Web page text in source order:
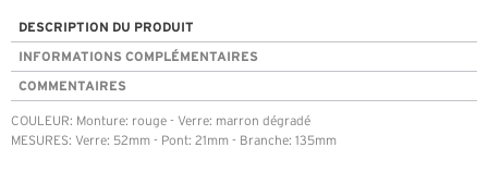
DESCRIPTION DU PRODUIT
INFORMATIONS COMPLÉMENTAIRES
COMMENTAIRES
COULEUR: Monture: rouge - Verre: marron dégradé
MESURES: Verre: 52mm - Pont: 21mm - Branche: 135mm